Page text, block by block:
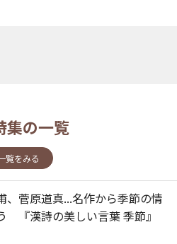
集の一覧
覧をみる
、菅原道真...名作から季節の情
『漢詩の美しい言葉 季節』